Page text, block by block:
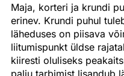
Maja, korteri ja krundi
erinev. Krundi puhul
läheduses on piisava
liitumispunkt üldse
kiiresti oluliseks
palju tarbimist lisandub